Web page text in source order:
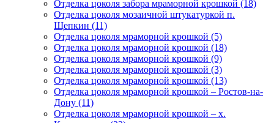
Отделка цоколя забора мраморной крошкой (18)
Отделка цоколя мозаичной штукатуркой п.
Щепкин (11)
Отделка цоколя мраморной крошкой (5)
Отделка цоколя мраморной крошкой (18)
Отделка цоколя мраморной крошкой (9)
Отделка цоколя мраморной крошкой (3)
Отделка цоколя мраморной крошкой (13)
Отделка цоколя мраморной крошкой – Ростов-на-
Дону (11)
Отделка цоколя мраморной крошкой – х.